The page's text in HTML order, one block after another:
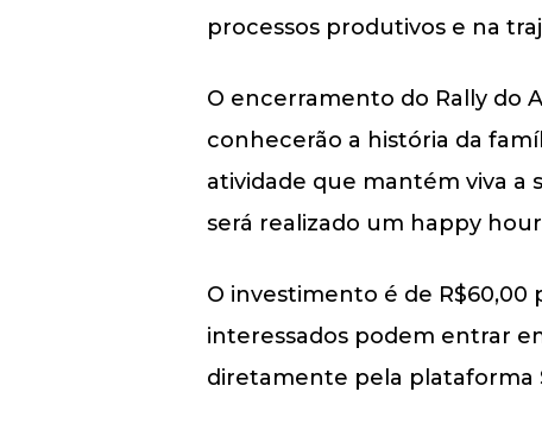
processos produtivos e na
O encerramento do Rally do
conhecerão a história da
atividade que mantém viva a
será realizado um happy
O investimento é de R$60,00
interessados podem entrar
diretamente pela plataforma